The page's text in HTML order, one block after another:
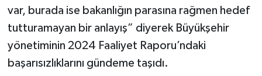
var, burada ise bakanlığın parasına rağmen hedef
tutturamayan bir anlayış” diyerek Büyükşehir
yönetiminin 2024 Faaliyet Raporu’ndaki
başarısızlıklarını gündeme taşıdı.